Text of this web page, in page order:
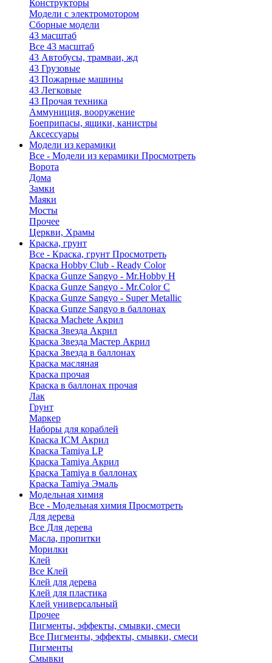
Конструкторы
Модели с электромотором
Сборные модели
43 масштаб
Все 43 масштаб
43 Автобусы, трамваи, жд
43 Грузовые
43 Пожарные машины
43 Легковые
43 Прочая техника
Аммуниция, вооружение
Боеприпасы, ящики, канистры
Аксессуары
Модели из керамики
Все - Модели из керамики Просмотреть
Ворота
Дома
Замки
Маяки
Мосты
Прочее
Церкви, Храмы
Краска, грунт
Все - Краска, грунт Просмотреть
Краска Hobby Club - Ready Color
Краска Gunze Sangyo - Mr.Hobby H
Краска Gunze Sangyo - Mr.Color C
Краска Gunze Sangyo - Super Metallic
Краска Gunze Sangyo в баллонах
Краска Machete Акрил
Краска Звезда Акрил
Краска Звезда Мастер Акрил
Краска Звезда в баллонах
Краска масляная
Краска прочая
Краска в баллонах прочая
Лак
Грунт
Маркер
Наборы для кораблей
Краска ICM Акрил
Краска Tamiya LP
Краска Tamiya Акрил
Краска Tamiya в баллонах
Краска Tamiya Эмаль
Модельная химия
Все - Модельная химия Просмотреть
Для дерева
Все Для дерева
Масла, пропитки
Морилки
Клей
Все Клей
Клей для дерева
Клей для пластика
Клей универсальный
Прочее
Пигменты, эффекты, смывки, смеси
Все Пигменты, эффекты, смывки, смеси
Пигменты
Смывки